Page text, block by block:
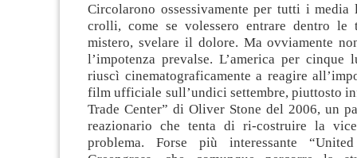
Circolarono ossessivamente per tutti i
crolli, come se volessero entrare dentro le
mistero, svelare il dolore. Ma ovviamente
l’impotenza prevalse. L’america per cinque
riuscì cinematograficamente a reagire
film ufficiale sull’undici settembre, piuttosto
Trade Center” di Oliver Stone del 2006, un
reazionario che tenta di ri-costruire la
problema. Forse più interessante